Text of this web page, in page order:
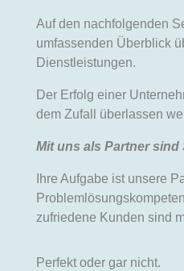
Auf den nachfolgenden
umfassenden Überblick
Dienstleistungen.
Der Erfolg einer
dem Zufall überlassen
Mit uns als Partner sind
Ihre Aufgabe ist unsere
zufriedene Kunden sind
Perfekt oder gar nicht.